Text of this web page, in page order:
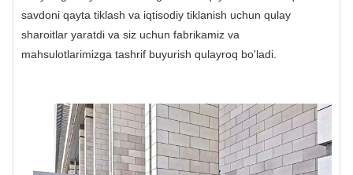
savdoni qayta tiklash va iqtisodiy tiklanish uchun qulay
sharoitlar yaratdi va siz uchun fabrikamiz va
mahsulotlarimizga tashrif buyurish qulayroq bo'ladi.